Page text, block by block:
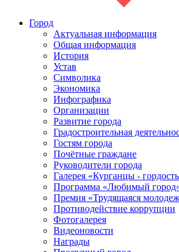
Город
Актуальная информация
Общая информация
История
Устав
Символика
Экономика
Инфографика
Организации
Развитие города
Градостроительная
Гостям города
Почётные граждане
Руководители города
Галерея «Курганцы -
Программа «Любимый
Премия «Трудящаяся
Противодействие коррупции
Фотогалерея
Видеоновости
Награды